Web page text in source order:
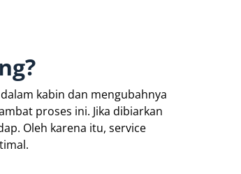
kabin dan mengubahnya
proses ini. Jika dibiarkan
Oleh karena itu, service